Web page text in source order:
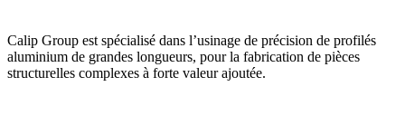
Calip Group est spécialisé dans l’usinage de précision de profilés
aluminium de grandes longueurs, pour la fabrication de pièces
structurelles complexes à forte valeur ajoutée.